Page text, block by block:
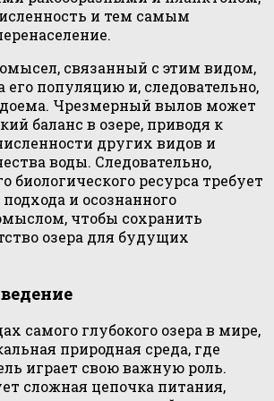
и тем самым
связанный с этим видом,
его популяцию и, следовательно,
Чрезмерный вылов может
баланс в озере, приводя к
других видов и
воды. Следовательно,
биологического ресурса требует
и осознанного
чтобы сохранить
озера для будущих
самого глубокого озера в мире,
природная среда, где
играет свою важную роль.
сложная цепочка питания,